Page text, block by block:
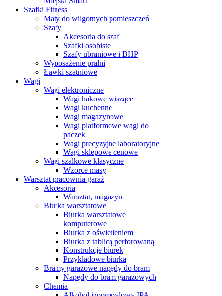
Szafki Fitness
Maty do wilgotnych pomieszczeń
Szafy
Akcesoria do szaf
Szafki osobiste
Szafy ubraniowe i BHP
Wyposażenie pralni
Ławki szatniowe
Wagi
Wagi elektroniczne
Wagi hakowe wiszące
Wagi kuchenne
Wagi magazynowe
Wagi platformowe wagi do
paczek
Wagi precyzyjne laboratoryjne
Wagi sklepowe cenowe
Wagi szalkowe klasyczne
Wzorce masy
Warsztat pracownia garaż
Akcesoria
Warsztat, magazyn
Biurka warsztatowe
Biurka warsztatowe
komputerowe
Biurka z oświetleniem
Biurka z tablicą perforowaną
Konstrukcje biurek
Przykładowe biurka
Bramy garażowe napędy do bram
Napędy do bram garażowych
Chemia